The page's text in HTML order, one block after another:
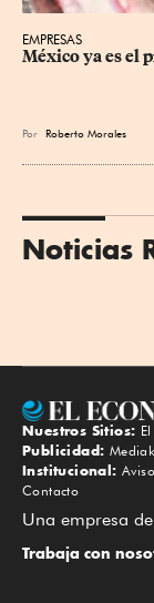
EMPRESAS
México ya es el
Por Roberto Morales
Noticias
Nuestros Sitios:
Publicidad:
Institucional:
Contacto
Una empresa
Trabaja con